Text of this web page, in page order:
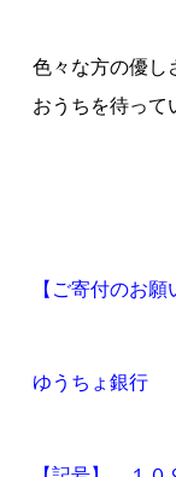
色々な方の優し
おうちを待って
【ご寄付のお願
ゆうちょ銀行